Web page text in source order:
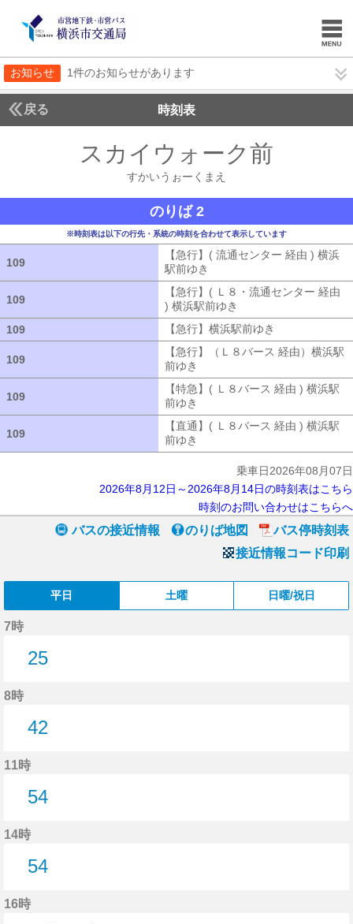
お知らせ 1件のお知らせがあります
戻る 時刻表
スカイウォーク前
すかいうぉーくまえ
のりば 2
※時刻表は以下の行先・系統の時刻を合わせて表示しています
109
【急行】( 流通センター 経由 ) 横浜
駅前ゆき
109
【急行】( Ｌ８・流通センター 経由
) 横浜駅前ゆき
109
【急行】横浜駅前ゆき
109
【急行】（Ｌ８バース 経由）横浜駅
前ゆき
109
【特急】( Ｌ８バース 経由 ) 横浜駅
前ゆき
109
【直通】( Ｌ８バース 経由 ) 横浜駅
前ゆき
乗車日2026年08月07日
2026年8月12日～2026年8月14日の時刻表はこちら
時刻のお問い合わせはこちらへ
バスの接近情報 のりば地図
バス停時刻表
接近情報コード印刷
平日 土曜 日曜/祝日
7時
25
8時
42
11時
54
14時
54
16時